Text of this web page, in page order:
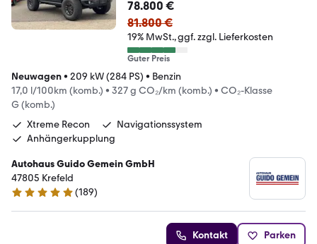
78.800 €
81.800 €
19% MwSt. ggf. zzgl. Lieferkosten
Guter Preis
Neuwagen• 209 kW (284 PS) • Benzin
17,0 l/100km (komb.) • 327 g CO₂/km (komb.) • CO₂-Klasse
G (komb.)
Xtreme Recon
Navigationssystem
Anhängerkupplung
Autohaus Guido Gemein GmbH
47805 Krefeld
4.9 Sterne
(189)
Kontakt Parken